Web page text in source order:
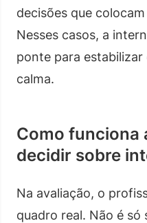
decisões que
Nesses casos, a
ponte para estabilizar
calma.
Como funciona
decidir sobre
Na avaliação, o
quadro real. Não é só